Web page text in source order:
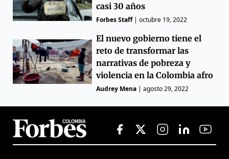
casi 30 años
Forbes Staff|octubre 19, 2022
El nuevo gobierno tiene el
reto de transformar las
narrativas de pobreza y
violencia en la Colombia afro
Audrey Mena |agosto 29, 2022